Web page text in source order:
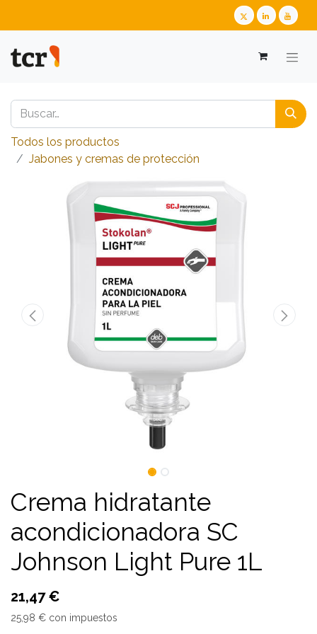
Todos los productos
​​​​​​​​​​​​​​Jabones y cremas de protección
Crema hidratante
acondicionadora SC
Johnson Light Pure 1L
21,47€
25,98 € con impuestos